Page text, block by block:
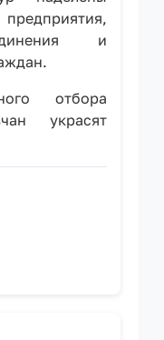
и
отбора
украсят